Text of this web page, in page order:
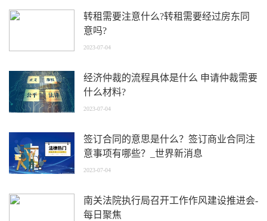
转租需要注意什么?转租需要经过房东同
意吗?
2023-07-04
经济仲裁的流程具体是什么 申请仲裁需要
什么材料?
2023-07-04
签订合同的意思是什么？签订商业合同注
意事项有哪些？_世界新消息
2023-07-04
南关法院执行局召开工作作风建设推进会-
每日聚焦